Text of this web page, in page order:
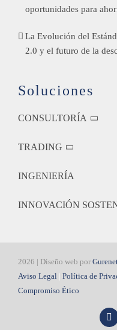
oportunidades para
La Evolución del
2.0 y el futuro de la
Soluciones
CONSULTORÍA
TRADING
INGENIERÍA
INNOVACIÓN
2026 | Diseño web por
Aviso Legal
Política de
Compromiso Ético